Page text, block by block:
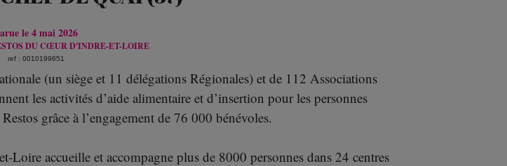
le 4 mai 2026
DU CŒUR D'INDRE-ET-LOIRE
ref : 0010199651
(un siège et 11 délégations Régionales) et de 112 Associations
les activités d’aide alimentaire et d’insertion pour les personnes
grâce à l’engagement de 76 000 bénévoles.
Loire accueille et accompagne plus de 8000 personnes dans 24 centres